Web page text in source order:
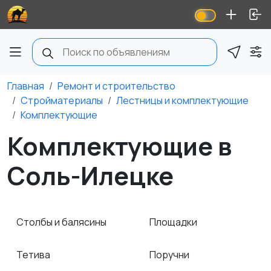
Главная
Ремонт и строительство
Стройматериалы
Лестницы и комплектующие
Комплектующие
Комплектующие в
Соль-Илецке
Столбы и балясины
Тетива
Площадки
Поручни